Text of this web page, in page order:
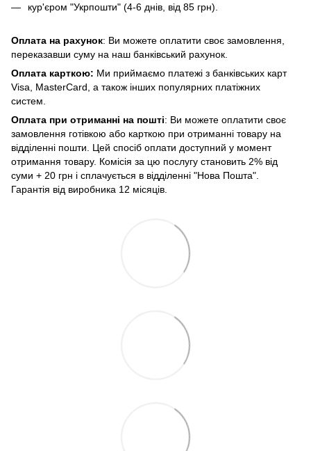
кур'єром "Укрпошти" (4-6 днів, від 85 грн).
Оплата на рахунок: Ви можете оплатити своє замовлення,
переказавши суму на наш банківський рахунок.
Оплата карткою: Ми приймаємо платежі з банківських карт
Visa, MasterCard, а також інших популярних платіжних
систем.
Оплата при отриманні на пошті: Ви можете оплатити своє
замовлення готівкою або карткою при отриманні товару на
відділенні пошти. Цей спосіб оплати доступний у момент
отримання товару. Комісія за цю послугу становить 2% від
суми + 20 грн і сплачується в відділенні "Нова Пошта".
Гарантія від виробника 12 місяців.